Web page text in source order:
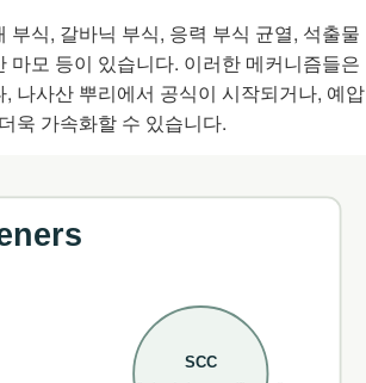
식, 갈바닉 부식, 응력 부식 균열, 석출물
모 등이 있습니다. 이러한 메커니즘들은
나사산 뿌리에서 공식이 시작되거나, 예압
욱 가속화할 수 있습니다.